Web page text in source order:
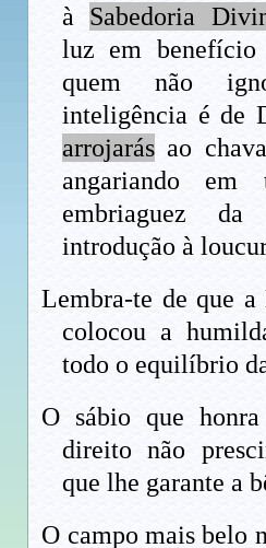
à Sabedoria
luz em benefício
quem não
inteligência é de
arrojarás ao
angariando
embriaguez
introdução à
Lembra-te de que a
colocou a
todo o equilíbrio
O sábio que
direito não
que lhe garante a
O campo mais belo